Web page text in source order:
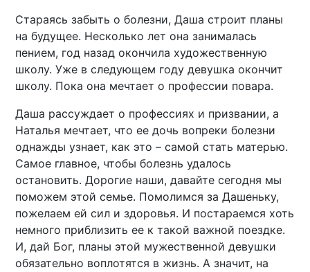
Стараясь забыть о болезни, Даша строит планы
на будущее. Несколько лет она занималась
пением, год назад окончила художественную
школу. Уже в следующем году девушка окончит
школу. Пока она мечтает о профессии повара.
Даша рассуждает о профессиях и призвании, а
Наталья мечтает, что ее дочь вопреки болезни
однажды узнает, как это – самой стать матерью.
Самое главное, чтобы болезнь удалось
остановить. Дорогие наши, давайте сегодня мы
поможем этой семье. Помолимся за Дашеньку,
пожелаем ей сил и здоровья. И постараемся хоть
немного приблизить ее к такой важной поездке.
И, дай Бог, планы этой мужественной девушки
обязательно воплотятся в жизнь. А значит, на